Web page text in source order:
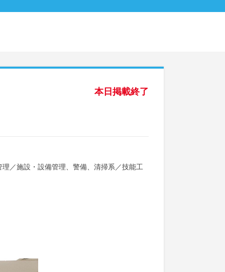
本日掲載終了
理 ／施設・設備管理、警備、清掃系 ／技能工